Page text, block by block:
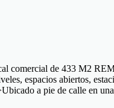
comercial de 433 M2
espacios abiertos,
a pie de calle en